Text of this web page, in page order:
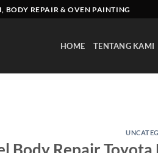
BODY REPAIR & OVEN PAINTING
HOME TENTANG KAMI
Body Repair